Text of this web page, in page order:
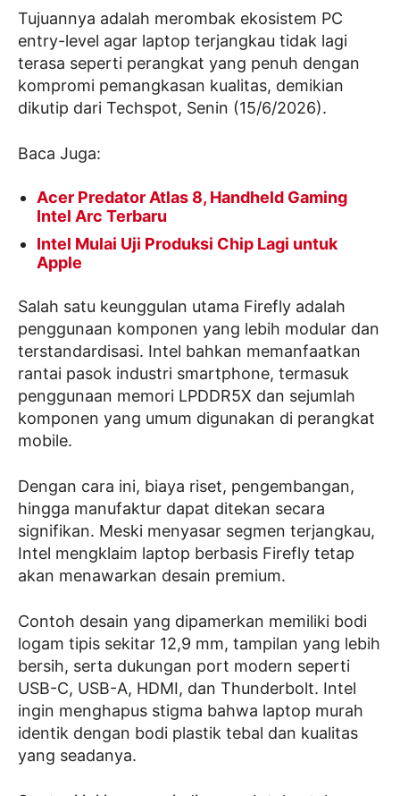
Tujuannya adalah merombak ekosistem PC
entry-level agar laptop terjangkau tidak lagi
terasa seperti perangkat yang penuh dengan
kompromi pemangkasan kualitas, demikian
dikutip dari Techspot, Senin (15/6/2026).
Baca Juga:
Acer Predator Atlas 8, Handheld Gaming
Intel Arc Terbaru
Intel Mulai Uji Produksi Chip Lagi untuk
Apple
Salah satu keunggulan utama Firefly adalah
penggunaan komponen yang lebih modular dan
terstandardisasi. Intel bahkan memanfaatkan
rantai pasok industri smartphone, termasuk
penggunaan memori LPDDR5X dan sejumlah
komponen yang umum digunakan di perangkat
mobile.
Dengan cara ini, biaya riset, pengembangan,
hingga manufaktur dapat ditekan secara
signifikan. Meski menyasar segmen terjangkau,
Intel mengklaim laptop berbasis Firefly tetap
akan menawarkan desain premium.
Contoh desain yang dipamerkan memiliki bodi
logam tipis sekitar 12,9 mm, tampilan yang lebih
bersih, serta dukungan port modern seperti
USB-C, USB-A, HDMI, dan Thunderbolt. Intel
ingin menghapus stigma bahwa laptop murah
identik dengan bodi plastik tebal dan kualitas
yang seadanya.